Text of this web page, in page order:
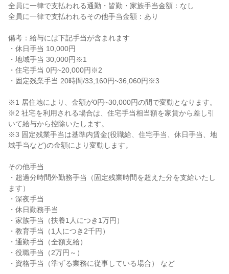
全員に一律で支払われる通勤・皆勤・家族手当金額：なし
全員に一律で支払われるその他手当金額：あり
備考：給与には下記手当が含まれます
・休日手当 10,000円
・地域手当 30,000円※1
・住宅手当 0円~20,000円※2
・固定残業手当 20時間/33,160円~36,060円※3
※1 居住地により、金額が0円~30,000円の間で変動となります。
※2 社宅を利用される場合は、住宅手当相当額を家賃から差し引
いて給与から控除いたします。
※3 固定残業手当は基準内賃金(役職給、住宅手当、休日手当、地
域手当など)の金額により変動します。
その他手当
・超過分時間外勤務手当（固定残業時間を超えた分を支給いたし
ます）
・深夜手当
・休日勤務手当
・家族手当（扶養1人につき1万円）
・教育手当（1人につき2千円）
・通勤手当（全額支給）
・役職手当（2万円～）
・資格手当（準ずる業務に従事している場合） など